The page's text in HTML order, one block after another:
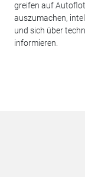
greifen auf
auszumachen,
und sich über
informieren.